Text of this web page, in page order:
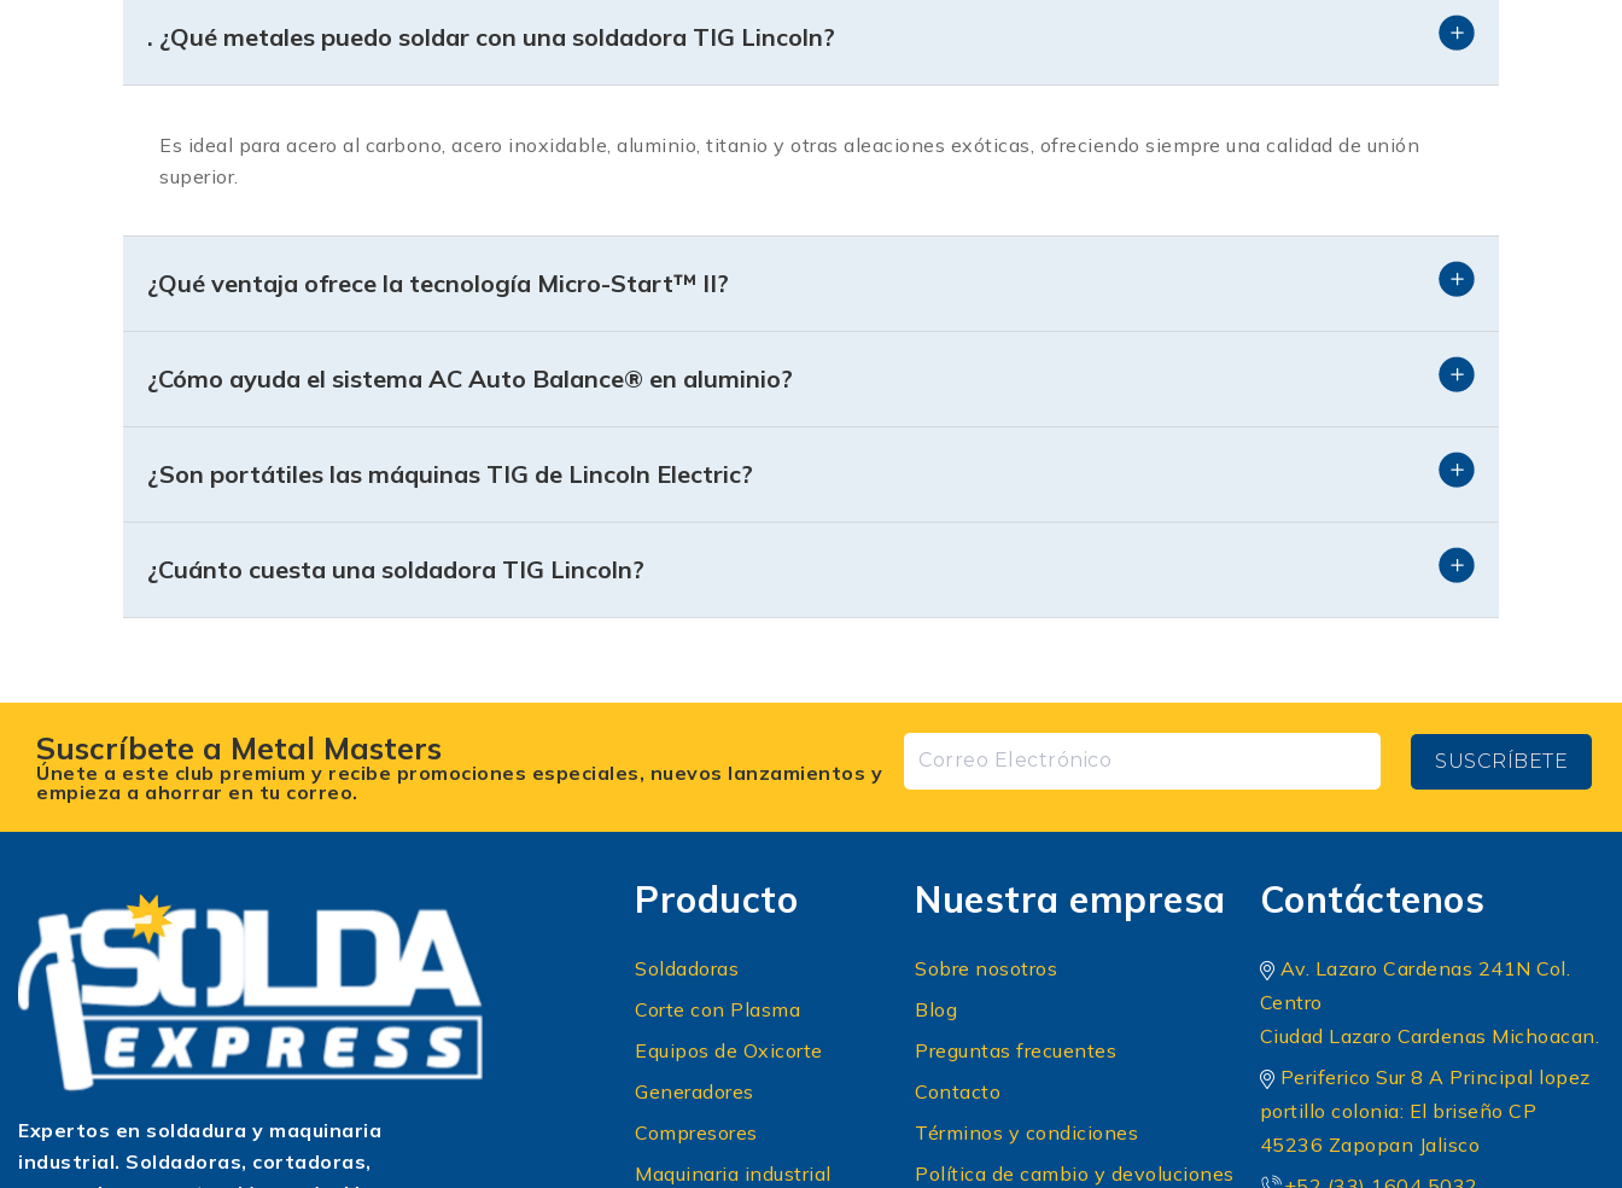
. ¿Qué metales puedo soldar con una soldadora TIG Lincoln?
Es ideal para acero al carbono, acero inoxidable, aluminio, titanio y otras aleaciones exóticas, ofreciendo siempre una calidad de unión
superior.
¿Qué ventaja ofrece la tecnología Micro-Start™ II?
¿Cómo ayuda el sistema AC Auto Balance® en aluminio?
¿Son portátiles las máquinas TIG de Lincoln Electric?
¿Cuánto cuesta una soldadora TIG Lincoln?
Suscríbete a Metal Masters
Únete a este club premium y recibe promociones especiales, nuevos lanzamientos y
empieza a ahorrar en tu correo.
SUSCRÍBETE
Expertos en soldadura y maquinaria
industrial. Soldadoras, cortadoras,
Producto
Soldadoras
Corte con Plasma
Equipos de Oxicorte
Generadores
Compresores
Maquinaria industrial
Nuestra empresa
Sobre nosotros
Blog
Preguntas frecuentes
Contacto
Términos y condiciones
Política de cambio y devoluciones
Contáctenos
Av. Lazaro Cardenas 241N Col.
Centro
Ciudad Lazaro Cardenas Michoacan.
Periferico Sur 8 A Principal lopez
portillo colonia: El briseño CP
45236 Zapopan Jalisco